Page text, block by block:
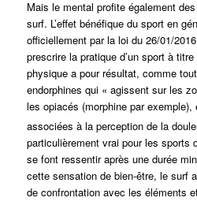
Mais le mental profite également
surf. L’effet bénéfique du sport en
officiellement par la loi du 26/01/
prescrire la pratique d’un sport à
physique a pour résultat, comme
endorphines qui « agissent sur les
les opiacés (morphine par
associées à la perception de la
particulièrement vrai pour les sports
se font ressentir après une durée
cette sensation de bien-être, le surf
de confrontation avec les éléments